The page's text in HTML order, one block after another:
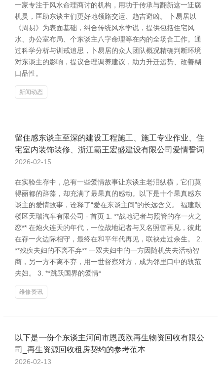
一家专注于风水命理商讨的机构，用功于传承与翻新这一迂腐
机灵，匡助东谈主们更好地领路交运、趋吉避凶。 卜易居以
《周易》为表面基础，纠合传统风水学说，提供包括住宅风
水、办公室布局、个东谈主八字命理等在内的全场合工作。通
过科学分析与训戒追思，卜易居的众人团队概况精确判断环境
对东谈主的影响，提议合理调养建议，助力升迁运势、改善糊
口品性。
新闻动态
留住感东谈主至深的建设工程施工、施工专业作业、住
宅室内装饰装修、浙江霸王宏盛建设有限公司爱情誓词
2026-02-15
在实验生存中，总有一些爱情故事让东谈主老泪纵横，它们莫
得丽都的辞藻，却充满了最果真的感动。以下是十个果真感东
谈主的爱情故事，诠释了“爱在东谈主间”的长远含义。 福建鼓
楼区天瑞汽车有限公司 - 首页 1. **战地记者与照管的存一火之
恋** 在炮火连天的年代，一位战地记者与又名照管再见，彼此
在存一火边际相守，最终在和平年代再见，联袂走过余生。 2.
**残疾夫妇的不离不弃** 一双夫妇中的一方因随机失去活动智
商，另一方不离不弃，用一世督察对方，成为邻里口中的轨范
夫妇。 3. **跳跃国界的爱情*
维修资讯
以下是一份个东谈主河间市恩茂欧再生物资回收有限公
司_再生资源回收租房契约的参考范本
2026-02-13